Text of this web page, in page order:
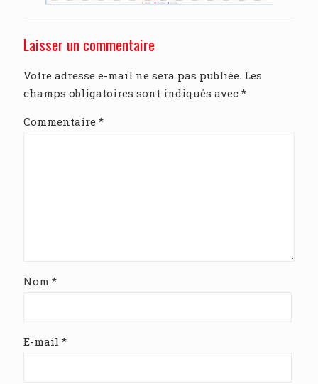
Laisser un commentaire
Votre adresse e-mail ne sera pas publiée. Les
champs obligatoires sont indiqués avec *
Commentaire *
Nom *
E-mail *